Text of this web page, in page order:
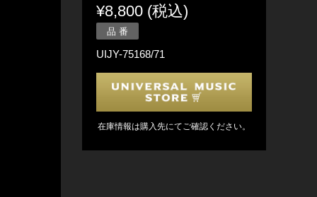
¥8,800 (税込)
品 番
UIJY-75168/71
在庫情報は購入先にてご確認ください。